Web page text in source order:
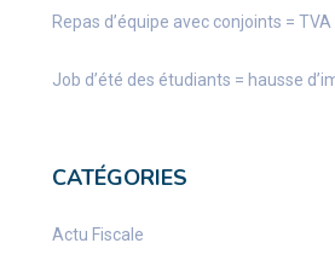
Repas d’équipe avec conjoints =
Job d’été des étudiants = hausse
CATÉGORIES
Actu Fiscale